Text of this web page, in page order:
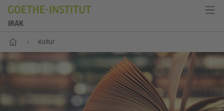
IRAK
Start Kultur